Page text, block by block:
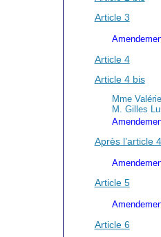
Article 3
Article 4
Article 4 bis
Mme
M. Gilles
Après l’article
Article 5
Article 6